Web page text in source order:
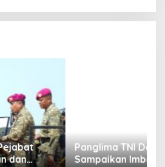
Menko Polkam
Jaga Kondusivitas